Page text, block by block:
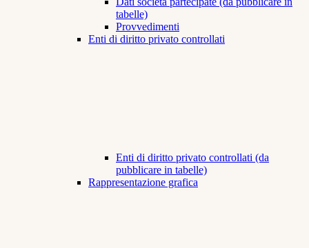
tabelle)
Provvedimenti
Enti di diritto privato controllati
Enti di diritto privato controllati (da
pubblicare in tabelle)
Rappresentazione grafica